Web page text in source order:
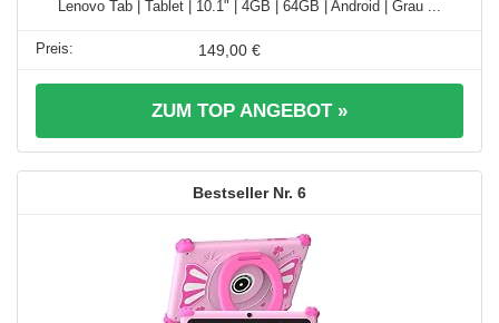
Lenovo Tab | Tablet | 10.1" | 4GB | 64GB | Android | Grau ...
149,00 €
ZUM TOP ANGEBOT »
6